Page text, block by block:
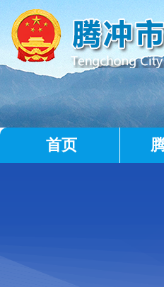
首页